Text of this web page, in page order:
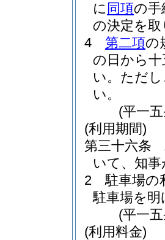
に 同項の手
の決定を
4
第二項の
の日から
い。 ただ
い。
(平一
(利用期間)
第三十六条
いて、知
2
駐車場の
駐車場を
(平一
(利用料金)